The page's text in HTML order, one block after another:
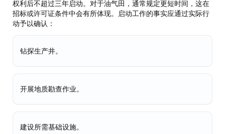
权利后不超过三年启动。对于油气田，通常规定更短时间，这在
招标或许可证条件中会有所体现。启动工作的事实应通过实际行
动予以确认：
钻探生产井。
开展地质勘查作业。
建设所需基础设施。